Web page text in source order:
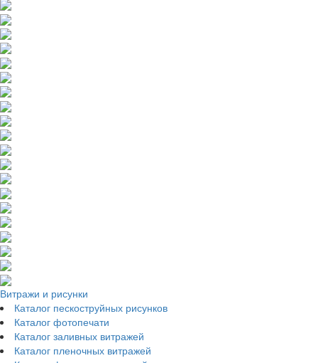
Витражи и рисунки
Каталог пескоструйных рисунков
Каталог фотопечати
Каталог заливных витражей
Каталог пленочных витражей